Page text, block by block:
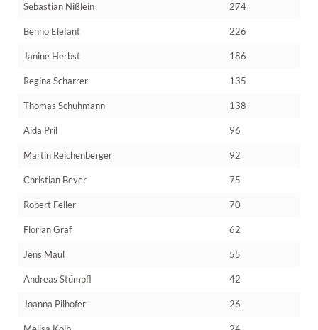
Sebastian Nißlein 274
Benno Elefant 226
Janine Herbst 186
Regina Scharrer 135
Thomas Schuhmann 138
Aida Pril 96
Martin Reichenberger 92
Christian Beyer 75
Robert Feiler 70
Florian Graf 62
Jens Maul 55
Andreas Stümpfl 42
Joanna Pilhofer 26